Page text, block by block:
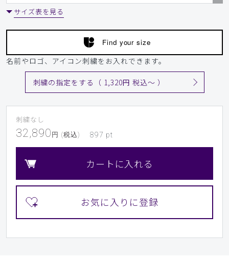
サイズ表を見る
Find your size
名前やロゴ、アイコン刺繍をお入れできます。
刺繍の指定をする（ 1,320円 税込〜 ）
刺繍なし
32,890 円 (税込) 897 pt
カートに入れる